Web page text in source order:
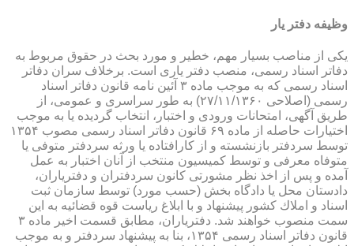
وظیفه دفتر یار
یكی از مناصب بسیار مهم، خطیر و مورد بحث در حقوق مربوط به
دفاتر اسناد رسمی، منصب دفتر یاری است. برخلاف سران دفاتر
اسناد رسمی كه به موجب ماده ۳ آئین نامه قانون دفاتر اسناد
رسمی (اصلاحی ۲۷/۱۱/۱۳۶۰) به طور سراسری و عمومی، از
طریق آگهی، امتحانات ورودی و اختبار، انتخاب گردیده یا به موجب
اختیارات حاصله از ماده ۶۹ قانون دفاتر اسناد رسمی مصوب ۱۳۵۴
توسط سردفتر بازنشسته و از كارافتاده یا ورثه سردفتر متوفی یا
متوفاه معرفی و توسط كمیسیون منتخب از آنان اختبار به عمل
آمده و پس از اخذ نظر مشورتی كانون سردفتران و دفتریاران،
دادستان محل یا دادگاه بخش (حسب مورد) توسط سازمان ثبت
اسناد و املاك كشور پیشنهاد و با ابلاغ ریاست قوه قضائیه به این
سمت منصوب خواهند شد. دفتریاران، مطابق قسمت اخیر ماده ۳
قانون دفاتر اسناد رسمی ۱۳۵۴، بنا به پیشنهاد سردفتر و به موجب